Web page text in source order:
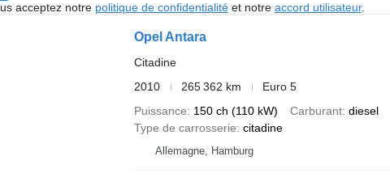
acceptez notre politique de confidentialitéet notre accord utilisateur.
Opel Antara
Citadine
2010
265 362 km
Euro 5
Puissance
150 ch (110 kW) Carburant diesel
Type de carrosserie citadine
Allemagne, Hamburg